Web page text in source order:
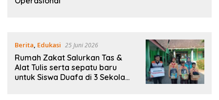
Berita, Edukasi 25 Juni 2026
Rumah Zakat Salurkan Tas &
Alat Tulis serta sepatu baru
untuk Siswa Duafa di 3 Sekolah